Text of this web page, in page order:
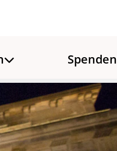
Spenden